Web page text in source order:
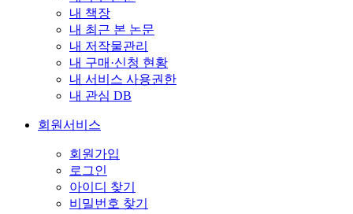
내 책장
내 최근 본 논문
내 저작물관리
내 구매·신청 현황
내 서비스 사용권한
내 관심 DB
회원서비스
회원가입
로그인
아이디 찾기
비밀번호 찾기